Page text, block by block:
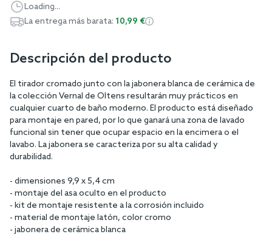
Loading...
La entrega más barata: 10,99 €
Descripción del producto
El tirador cromado junto con la jabonera blanca de cerámica de
la colección Vernal de Oltens resultarán muy prácticos en
cualquier cuarto de baño moderno. El producto está diseñado
para montaje en pared, por lo que ganará una zona de lavado
funcional sin tener que ocupar espacio en la encimera o el
lavabo. La jabonera se caracteriza por su alta calidad y
durabilidad.
- dimensiones 9,9 x 5,4 cm
- montaje del asa oculto en el producto
- kit de montaje resistente a la corrosión incluido
- material de montaje latón, color cromo
- jabonera de cerámica blanca